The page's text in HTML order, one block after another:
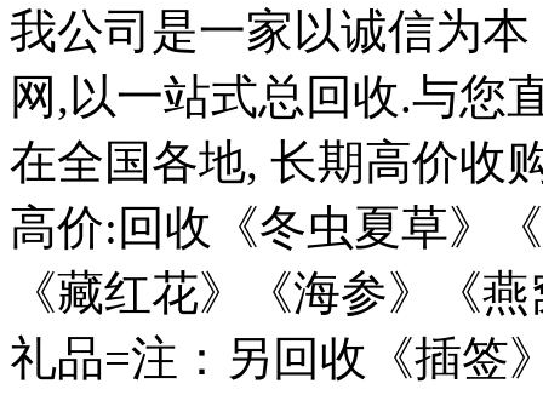
我公司是一家以诚信为
网,以一站式总回收.与您
在全国各地, 长期高价收
高价:回收《冬虫夏草》
《藏红花》《海参》《
礼品=注：另回收《插签